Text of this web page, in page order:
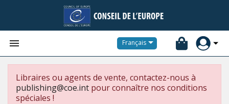
 Français
Libraires ou agents de vente, contactez-nous à
publishing@coe.int pour connaître nos conditions
spéciales !